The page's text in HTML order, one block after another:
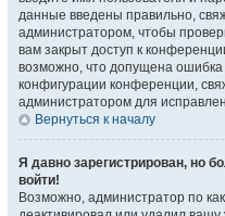
данные введены правильно,
администратором, чтобы
вам закрыт доступ к
возможно, что допущена ошибка
конфигурации конференции,
администратором для
Вернуться к началу
Я давно зарегистрирован, но
войти!
Возможно, администратор по